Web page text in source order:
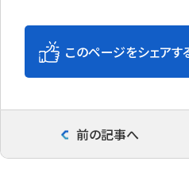
このページをシェアす
前の記事へ